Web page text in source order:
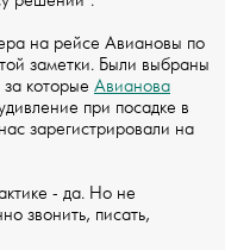
на рейсе Авиановы по
заметки. Были выбраны
которые Авианова
при посадке в
зарегистрировали на
- да. Но не
звонить, писать,